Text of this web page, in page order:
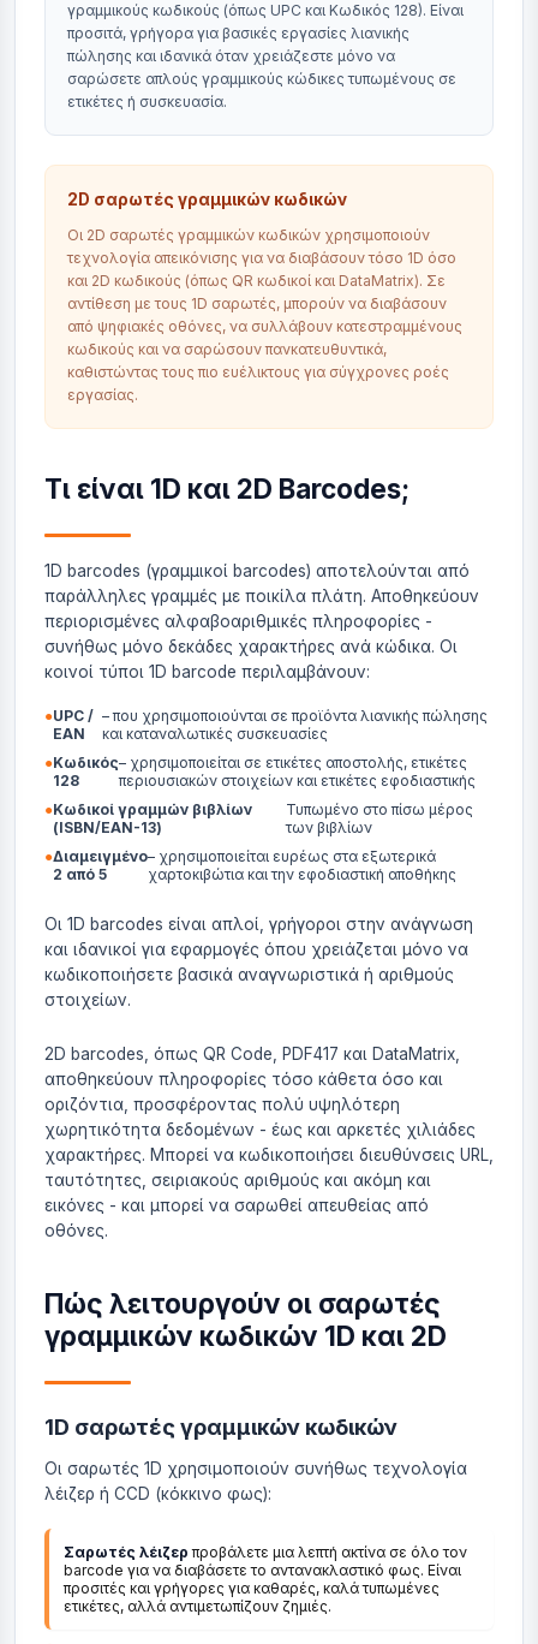
γραμμικούς κωδικούς (όπως UPC και Κωδικός 128). Είναι
προσιτά, γρήγορα για βασικές εργασίες λιανικής
πώλησης και ιδανικά όταν χρειάζεστε μόνο να
σαρώσετε απλούς γραμμικούς κώδικες τυπωμένους σε
ετικέτες ή συσκευασία.
2D σαρωτές γραμμικών κωδικών
Οι 2D σαρωτές γραμμικών κωδικών χρησιμοποιούν
τεχνολογία απεικόνισης για να διαβάσουν τόσο 1D όσο
και 2D κωδικούς (όπως QR κωδικοί και DataMatrix). Σε
αντίθεση με τους 1D σαρωτές, μπορούν να διαβάσουν
από ψηφιακές οθόνες, να συλλάβουν κατεστραμμένους
κωδικούς και να σαρώσουν πανκατευθυντικά,
καθιστώντας τους πιο ευέλικτους για σύγχρονες ροές
εργασίας.
Τι είναι 1D και 2D Barcodes;
1D barcodes (γραμμικοί barcodes) αποτελούνται από
παράλληλες γραμμές με ποικίλα πλάτη. Αποθηκεύουν
περιορισμένες αλφαβοαριθμικές πληροφορίες -
συνήθως μόνο δεκάδες χαρακτήρες ανά κώδικα. Οι
κοινοί τύποι 1D barcode περιλαμβάνουν:
●UPC /
EAN
– που χρησιμοποιούνται σε προϊόντα λιανικής πώλησης
και καταναλωτικές συσκευασίες
●Κωδικός
128
– χρησιμοποιείται σε ετικέτες αποστολής, ετικέτες
περιουσιακών στοιχείων και ετικέτες εφοδιαστικής
●Κωδικοί γραμμών βιβλίων
(ISBN/EAN-13)
Τυπωμένο στο πίσω μέρος
των βιβλίων
●Διαμειγμένο
2 από 5
– χρησιμοποιείται ευρέως στα εξωτερικά
χαρτοκιβώτια και την εφοδιαστική αποθήκης
Οι 1D barcodes είναι απλοί, γρήγοροι στην ανάγνωση
και ιδανικοί για εφαρμογές όπου χρειάζεται μόνο να
κωδικοποιήσετε βασικά αναγνωριστικά ή αριθμούς
στοιχείων.
2D barcodes, όπως QR Code, PDF417 και DataMatrix,
αποθηκεύουν πληροφορίες τόσο κάθετα όσο και
οριζόντια, προσφέροντας πολύ υψηλότερη
χωρητικότητα δεδομένων - έως και αρκετές χιλιάδες
χαρακτήρες. Μπορεί να κωδικοποιήσει διευθύνσεις URL,
ταυτότητες, σειριακούς αριθμούς και ακόμη και
εικόνες - και μπορεί να σαρωθεί απευθείας από
οθόνες.
Πώς λειτουργούν οι σαρωτές
γραμμικών κωδικών 1D και 2D
1D σαρωτές γραμμικών κωδικών
Οι σαρωτές 1D χρησιμοποιούν συνήθως τεχνολογία
λέιζερ ή CCD (κόκκινο φως):
Σαρωτές λέιζερ προβάλετε μια λεπτή ακτίνα σε όλο τον
barcode για να διαβάσετε το αντανακλαστικό φως. Είναι
προσιτές και γρήγορες για καθαρές, καλά τυπωμένες
ετικέτες, αλλά αντιμετωπίζουν ζημιές.